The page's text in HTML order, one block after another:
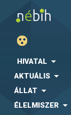
HIVATAL
AKTUÁLIS
ÁLLAT
ÉLELMISZER